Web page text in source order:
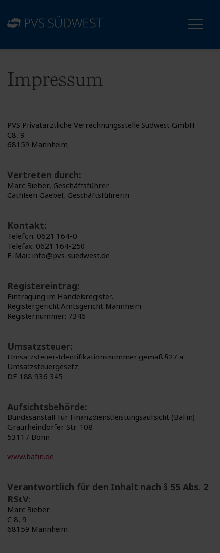
Impressum
PVS Privatärztliche Verrechnungsstelle Südwest GmbH
C8, 9
68159 Mannheim
Vertreten durch:
Marc Bieber, Geschäftsführer
Cathleen Gaebel, Geschäftsführerin
Kontakt:
Telefon: 0621 164-0
Telefax: 0621 164-250
E-Mail: info@pvs-suedwest.de
Registereintrag:
Eintragung im Handelsregister.
Registergericht:Amtsgericht Mannheim
Registernummer: 7346
Umsatzsteuer:
Umsatzsteuer-Identifikationsnummer gemäß §27 a
Umsatzsteuergesetz:
DE 188 936 345
Aufsichtsbehörde:
Bundesanstalt für Finanzdienstleistungsaufsicht (BaFin)
Graurheindorfer Str. 108
53117 Bonn
www.bafin.de
Verantwortlich für den Inhalt nach § 55 Abs. 2
RStV:
Marc Bieber
C 8, 9
68159 Mannheim